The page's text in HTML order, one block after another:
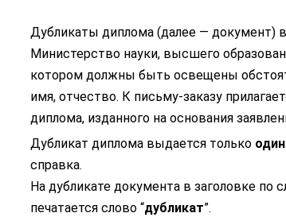
Дубликаты диплома (далее — документ)
Министерство науки, высшего
котором должны быть освещены
имя, отчество. К письму-заказу
диплома, изданного на основания
Дубликат диплома выдается только один
справка.
На дубликате документа в заголовке
печатается слово “дубликат”.